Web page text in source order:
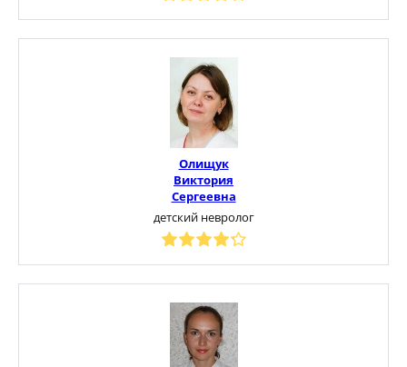
Олищук
Виктория
Сергеевна
детский невролог